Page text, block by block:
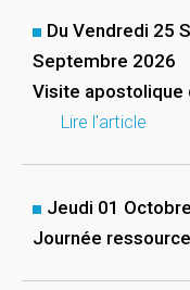
Du Vendredi 25
Septembre 2026
Visite apostolique
Lire l'article
Jeudi 01
Journée